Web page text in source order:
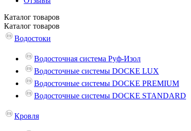
Каталог товаров
Каталог товаров
Водостоки
Водосточная система Руф-Изол
Водосточные системы DOCKE LUX
Водосточные системы DOCKE PREMIUM
Водосточные системы DOCKE STANDARD
Кровля